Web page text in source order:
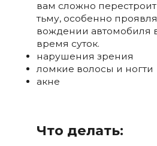
вам сложно
тьму, особенно
вождении автомобиля
время суток.
нарушения зрения
ломкие волосы и ногти
акне
Что делать: